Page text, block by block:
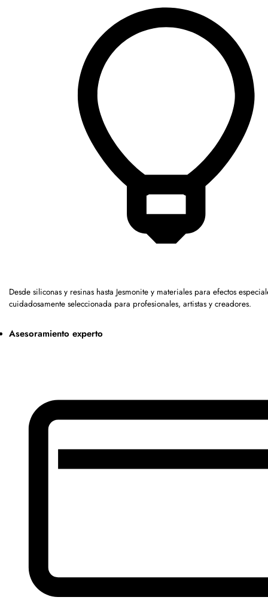
Desde siliconas y resinas hasta Jesmonite y materiales para efectos
cuidadosamente seleccionada para profesionales, artistas y creadores.
Asesoramiento experto